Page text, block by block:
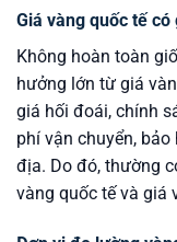
Giá vàng quốc tế
Không hoàn toàn
hưởng lớn từ giá
giá hối đoái, chính
phí vận chuyển,
địa. Do đó, thường
vàng quốc tế và giá